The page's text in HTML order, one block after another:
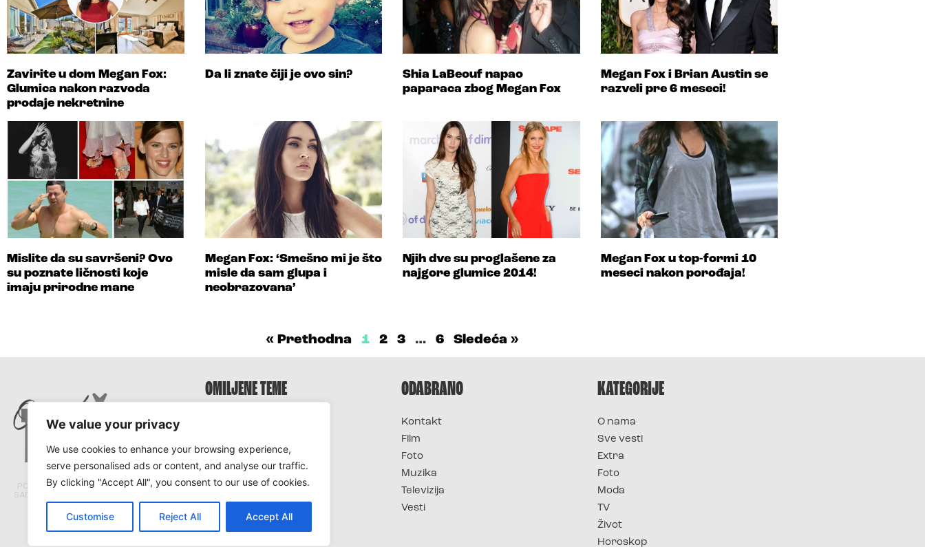
We value your privacy
We use cookies to enhance your browsing experience,
serve personalised ads or content, and analyse our traffic.
By clicking "Accept All", you consent to our use of cookies.
Customise Reject All Accept All
Zavirite u dom Megan Fox:
Glumica nakon razvoda
prodaje nekretnine
Da li znate čiji je ovo sin?
Shia LaBeouf napao
paparaca zbog Megan Fox
Megan Fox i Brian Austin se
razveli pre 6 meseci!
Mislite da su savršeni? Ovo
su poznate ličnosti koje
imaju prirodne mane
Megan Fox: ‘Smešno mi je što
misle da sam glupa i
neobrazovana’
Njih dve su proglašene za
najgore glumice 2014!
Megan Fox u top-formi 10
meseci nakon porođaja!
« Prethodna 1 2 3 … 6 Sledeća »
PORTAL TRACARA.COM NE ODGOVARA ZA
SADRŽAJ I ISTINITOST TEKSTOVA PRENETIH
SA DRUGIH PORTALA.
© Tracara.com 2008 –
OMILJENE TEME
Survivor Hrvatska
Survivor Srbija
ODABRANO
Kontakt
Film
Foto
Muzika
Televizija
Vesti
KATEGORIJE
O nama
Sve vesti
Extra
Foto
Moda
TV
Život
Horoskop